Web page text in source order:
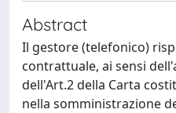
Abstract
Il gestore (telefonico)
contrattuale, ai sensi
dell'Art.2 della Carta
nella somministrazione